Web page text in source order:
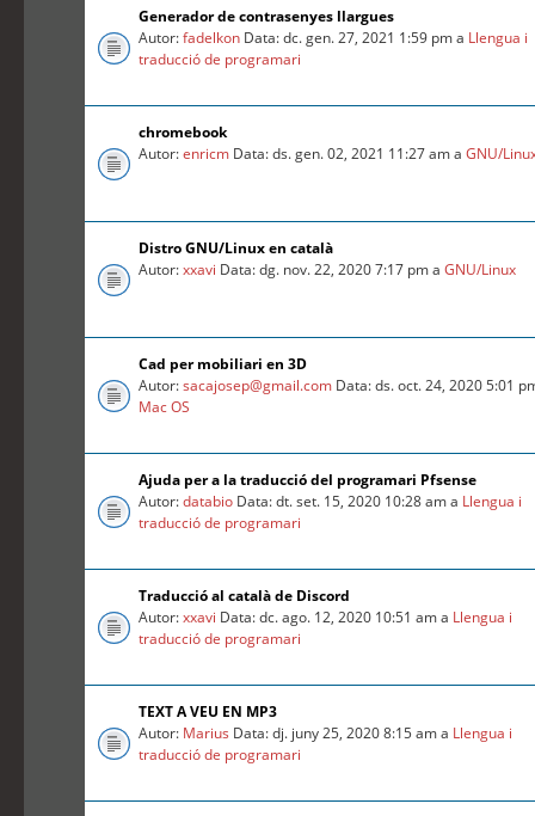
Generador de contrasenyes llargues
Autor:fadelkon Data: dc. gen. 27, 2021 1:59 pm a Llengua i
traducció de programari
chromebook
Autor:enricm Data: ds. gen. 02, 2021 11:27 am aGNU/
Distro GNU/Linux en català
Autor:xxavi Data: dg. nov. 22, 2020 7:17 pm aGNU/Linux
Cad per mobiliari en 3D
Autor:sacajosep@gmail.com Data: ds. oct. 24, 2020 5:01
Mac OS
Ajuda per a la traducció del programari Pfsense
Autor:databio Data: dt. set. 15, 2020 10:28 am a Llengua i
traducció de programari
Traducció al català de Discord
Autor:xxavi Data: dc. ago. 12, 2020 10:51 am a Llengua i
traducció de programari
TEXT A VEU EN MP3
Autor: Marius Data: dj. juny 25, 2020 8:15 am a Llengua i
traducció de programari